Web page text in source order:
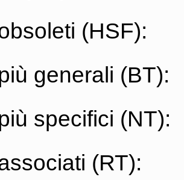
(HSF):
generali (BT):
specifici (NT):
(RT):